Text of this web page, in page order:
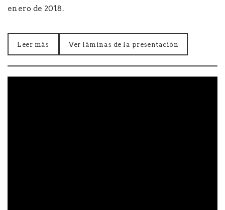
enero de 2018.
Leer más Ver láminas de la presentación